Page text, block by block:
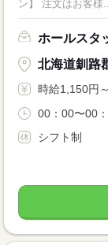
ン】 注文はお客様...
ホールスタ
北海道釧路
時給1,150円
00：00〜00
シフト制